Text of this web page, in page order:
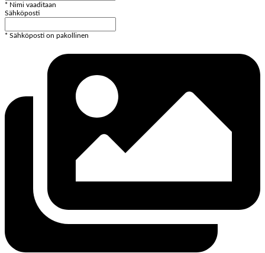
* Nimi vaaditaan
Sähköposti
* Sähköposti on pakollinen